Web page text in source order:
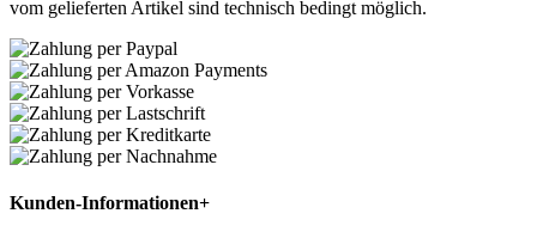
vom gelieferten Artikel sind technisch bedingt möglich.
Kunden-Informationen+